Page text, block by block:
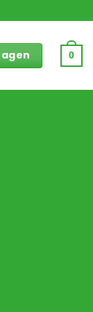
0